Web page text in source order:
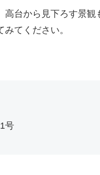
台から見下ろす景
てください。
号